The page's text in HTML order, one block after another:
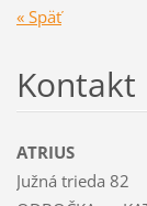
« Späť
Kontakt
ATRIUS
Južná trieda 82